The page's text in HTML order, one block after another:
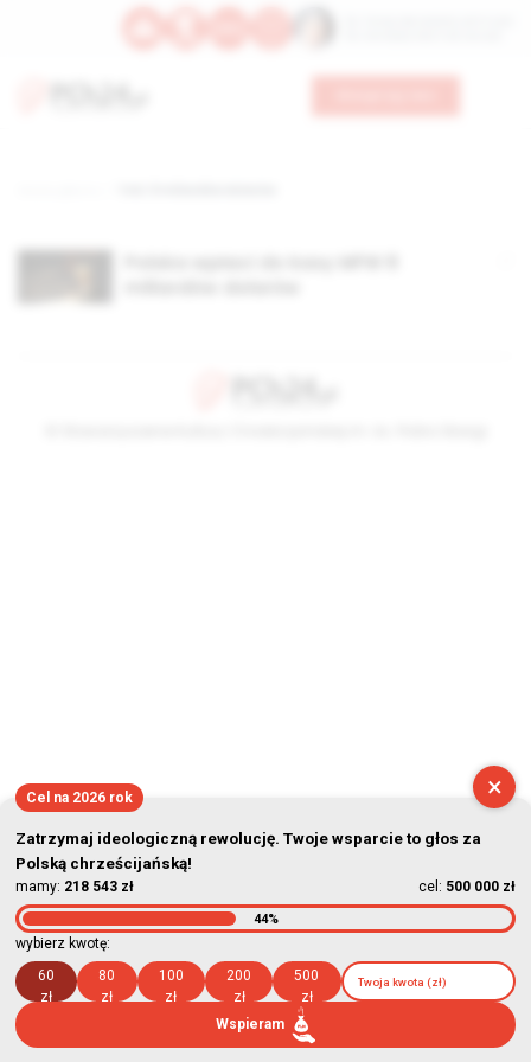
×
Cel na 2026 rok
Zatrzymaj ideologiczną rewolucję. Twoje wsparcie to głos za
Polską chrześcijańską!
mamy: 218 543 zł cel: 500 000 zł
44%
wybierz kwotę:
60
zł
80
zł
100
zł
200
zł
500
zł
Wspieram